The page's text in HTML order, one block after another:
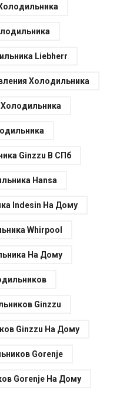
Liebherr
Холодильника
Ginzzu В СПб
Hansa
Indesin На Дому
Whirpool
На Дому
Ginzzu
Ginzzu На Дому
Gorenje
Gorenje На Дому